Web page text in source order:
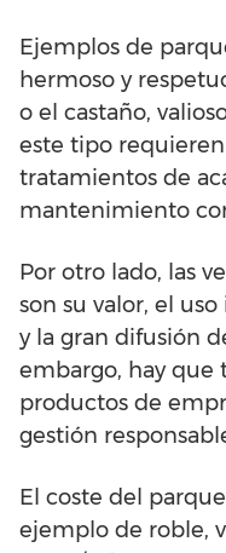
Ejemplos de
hermoso y
o el castaño,
este tipo
tratamientos de
mantenimiento
Por otro lado, las
son su valor, el
y la gran difusión
embargo, hay que
productos de
gestión
El coste del
ejemplo de roble,